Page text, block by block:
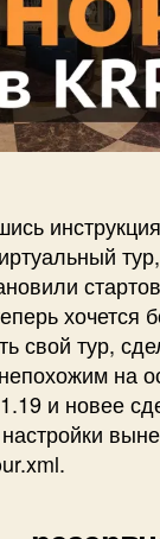
в
хочется
свой тур,
на
и новее